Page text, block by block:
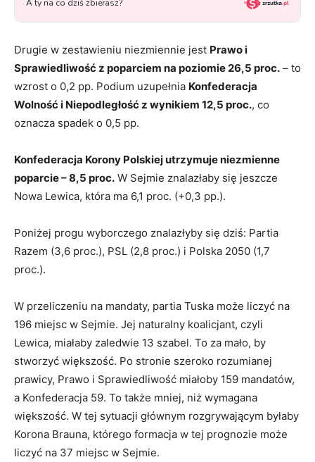
Drugie w zestawieniu niezmiennie jest Prawo i
Sprawiedliwość z poparciem na poziomie 26,5 proc. – to
wzrost o 0,2 pp. Podium uzupełnia Konfederacja
Wolność i Niepodległość z wynikiem 12,5 proc., co
oznacza spadek o 0,5 pp.
Konfederacja Korony Polskiej utrzymuje niezmienne
poparcie – 8,5 proc. W Sejmie znalazłaby się jeszcze
Nowa Lewica, która ma 6,1 proc. (+0,3 pp.).
Poniżej progu wyborczego znalazłyby się dziś: Partia
Razem (3,6 proc.), PSL (2,8 proc.) i Polska 2050 (1,7
proc.).
W przeliczeniu na mandaty, partia Tuska może liczyć na
196 miejsc w Sejmie. Jej naturalny koalicjant, czyli
Lewica, miałaby zaledwie 13 szabel. To za mało, by
stworzyć większość. Po stronie szeroko rozumianej
prawicy, Prawo i Sprawiedliwość miałoby 159 mandatów,
a Konfederacja 59. To także mniej, niż wymagana
większość. W tej sytuacji głównym rozgrywającym byłaby
Korona Brauna, którego formacja w tej prognozie może
liczyć na 37 miejsc w Sejmie.